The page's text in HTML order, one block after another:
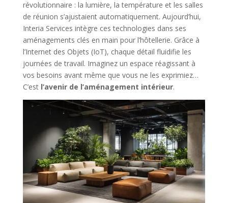
révolutionnaire : la lumière, la température et les salles
de réunion s’ajustaient automatiquement. Aujourd’hui,
Interia Services intègre ces technologies dans ses
aménagements clés en main pour l’hôtellerie. Grâce à
l’Internet des Objets (IoT), chaque détail fluidifie les
journées de travail. Imaginez un espace réagissant à
vos besoins avant même que vous ne les exprimiez…
C’est l’avenir de l’aménagement intérieur.